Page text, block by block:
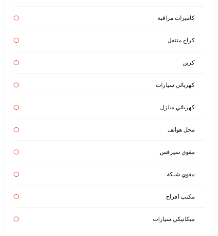
كاميرات مراقبة
كراج متنقل
كرين
كهربائي سيارات
كهربائي منازل
محل هواتف
مقوي سيرفس
مقوي شبكة
مكتب افراح
ميكانيكي سيارات